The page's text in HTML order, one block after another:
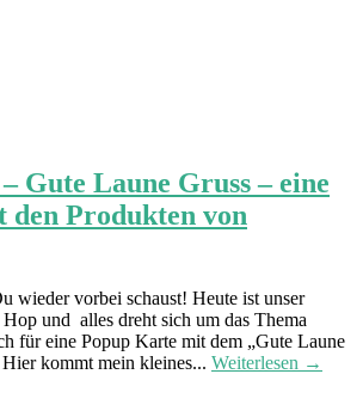
Gute Laune Gruss – eine
den Produkten von
wieder vorbei schaust! Heute ist unser
und alles dreht sich um das Thema
für eine Popup Karte mit dem „Gute Laune
kommt mein kleines... Weiterlesen →